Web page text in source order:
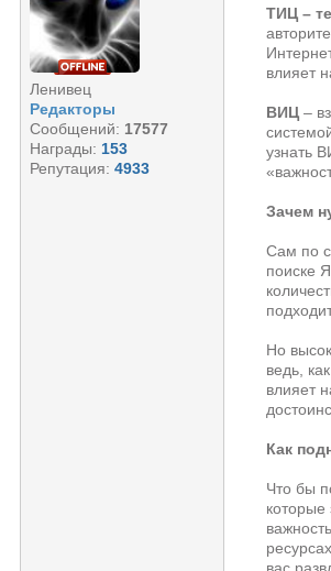
Ленивец
Редакторы
Сообщений: 17577
Награды: 153
Репутация: 4933
ТИЦ –
влияет
ВИЦ –
узнать
Зачем
Сам по
поиске
Но
ведь,
влияет
Как
Что бы
которые